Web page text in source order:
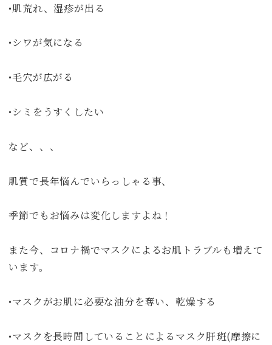
•肌荒れ、湿疹が出る
•シワが気になる
•毛穴が広がる
•シミをうすくしたい
など、、、
肌質で長年悩んでいらっしゃる事、
季節でもお悩みは変化しますよね！
また今、コロナ禍でマスクによるお肌トラブルも増えて
います。
•マスクがお肌に必要な油分を奪い、乾燥する
•マスクを長時間していることによるマスク肝斑(摩擦に